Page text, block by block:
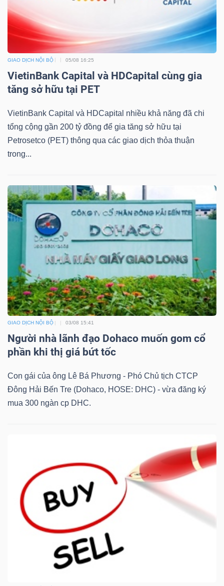
GIAO DỊCH NỘI BỘ 05/08 16:25
VietinBank Capital và HDCapital cùng gia
tăng sở hữu tại PET
VietinBank Capital và HDCapital nhiều khả năng đã chi
tổng cộng gần 200 tỷ đồng để gia tăng sở hữu tại
Petrosetco (PET) thông qua các giao dịch thỏa thuận
trong...
GIAO DỊCH NỘI BỘ 03/08 15:41
Người nhà lãnh đạo Dohaco muốn gom cổ
phần khi thị giá bứt tốc
Con gái của ông Lê Bá Phương - Phó Chủ tịch CTCP
Đông Hải Bến Tre (Dohaco, HOSE: DHC) - vừa đăng ký
mua 300 ngàn cp DHC.
DỊCH
THÔNG
ÍCH
ĐỘNG
SẢN
Mã
chứng
khoán
(-)
Tất cả Cổ phiếu Chứng chỉ quỹ
Lãnh
Cổ đông lớn
tức
(-)